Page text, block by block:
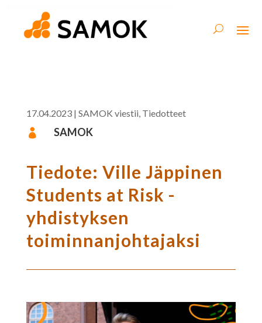
17.04.2023| SAMOK viestii, Tiedotteet
 SAMOK
Tiedote: Ville Jäppinen
Students at Risk -
yhdistyksen
toiminnanjohtajaksi